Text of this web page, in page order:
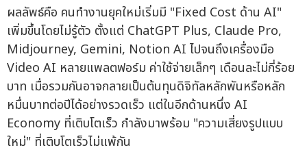
ผลลัพธ์คือ คนทำงานยุคใหม่เริ่มมี "Fixed Cost ด้าน AI"
เพิ่มขึ้นโดยไม่รู้ตัว ตั้งแต่ ChatGPT Plus, Claude Pro,
Midjourney, Gemini, Notion AI ไปจนถึงเครื่องมือ
Video AI หลายแพลตฟอร์ม ค่าใช้จ่ายเล็กๆ เดือนละไม่กี่ร้อย
บาท เมื่อรวมกันอาจกลายเป็นต้นทุนดิจิทัลหลักพันหรือหลัก
หมื่นบาทต่อปีได้อย่างรวดเร็ว แต่ในอีกด้านหนึ่ง AI
Economy ที่เติบโตเร็ว กำลังมาพร้อม "ความเสี่ยงรูปแบบ
ใหม่" ที่เติบโตเร็วไม่แพ้กัน